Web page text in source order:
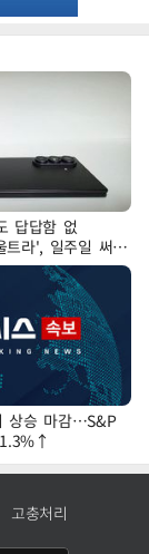
답답함 없
라', 일주일 써보
상승 마감…S&P
고충처리